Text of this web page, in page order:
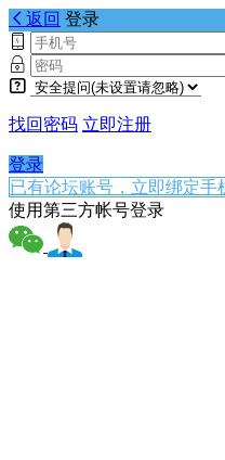
返回 登录
找回密码 立即注册
登录
已有论坛账号，立即绑定手
使用第三方帐号登录